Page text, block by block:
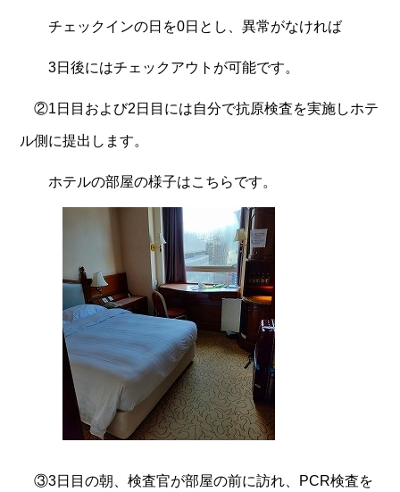
チェックインの日を0日とし、異常がなければ
3日後にはチェックアウトが可能です。
②1日目および2日目には自分で抗原検査を実施しホテ
ル側に提出します。
ホテルの部屋の様子はこちらです。
③3日目の朝、検査官が部屋の前に訪れ、PCR検査を